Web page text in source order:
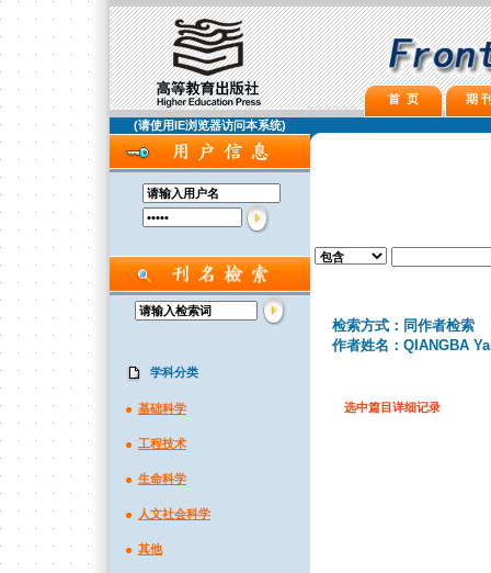
首 页 期
(请使用IE浏览器访问本系统)
学科分类
基础科学
工程技术
生命科学
人文社会科学
其他
检索方式：同作者检索
作者姓名：QIANGBA
选中篇目详细记录